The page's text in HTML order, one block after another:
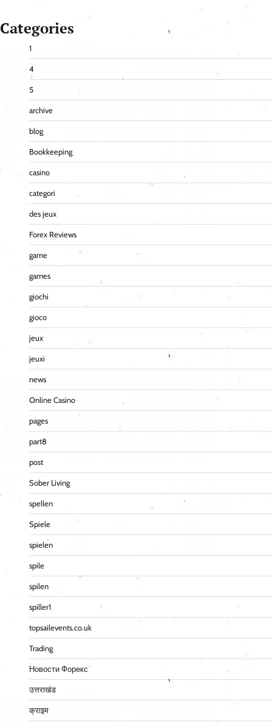
Categories
1
4
5
archive
blog
Bookkeeping
casino
categori
des jeux
Forex Reviews
game
games
giochi
gioco
jeux
jeuxi
news
Online Casino
pages
part8
post
Sober Living
spellen
Spiele
spielen
spile
spilen
spiller1
topsailevents.co.uk
Trading
Новости Форекс
उत्तराखंड
क्राइम